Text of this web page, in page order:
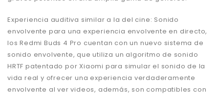
Experiencia auditiva similar a la del cine: Sonido
envolvente para una experiencia envolvente en directo,
los Redmi Buds 4 Pro cuentan con un nuevo sistema de
sonido envolvente, que utiliza un algoritmo de sonido
HRTF patentado por Xiaomi para simular el sonido de la
vida real y ofrecer una experiencia verdaderamente
envolvente al ver videos, además, son compatibles con